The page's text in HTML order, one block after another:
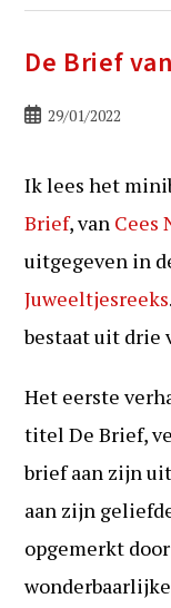
De Brief
Bericht29/01/2022
Ik lees het
Brief, van Cees
uitgegeven in
Juweeltjesreeks
bestaat uit drie
Het eerste
titel De Brief,
brief aan zijn
aan zijn
opgemerkt